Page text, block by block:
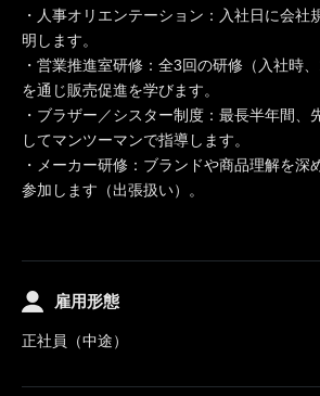
・人事オリエンテーション：入社日に会社
明します。
・営業推進室研修：全3回の研修（入社時
を通じ販売促進を学びます。
・ブラザー／シスター制度：最長半年間、
してマンツーマンで指導します。
・メーカー研修：ブランドや商品理解を深
参加します（出張扱い）。
雇用形態
正社員（中途）